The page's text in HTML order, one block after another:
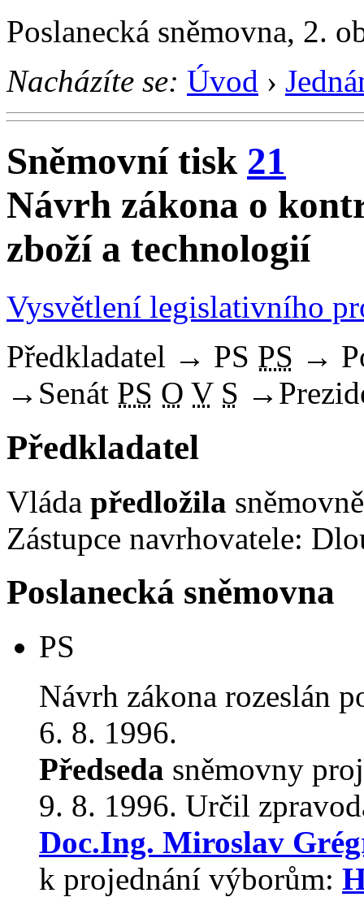
Poslanecká sněmovna, 2.
Nacházíte se: Úvod ›
Sněmovní tisk 21
Návrh zákona o
zboží a technologií
Vysvětlení legislativního
Předkladatel → PS PS →
→ Senát PS O V S →
Předkladatel
Vláda předložila
Zástupce navrhovatele:
Poslanecká sněmovna
PS
Návrh zákona rozeslán
6. 8. 1996.
Předseda sněmovny
9. 8. 1996. Určil
Doc.Ing. Miroslav
k projednání výborům: